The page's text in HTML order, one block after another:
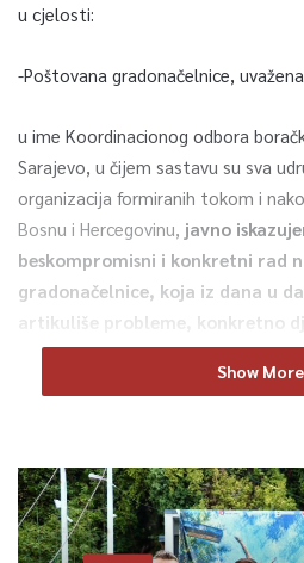
u cjelosti:
-Poštovana gradonačelnice,
u ime Koordinacionog odbora
Sarajevo, u čijem sastavu su sva
organizacija formiranih tokom i
Bosnu i Hercegovinu, javno
beskompromisni i konkretni rad
gradonačelnice, koja iz dana u
artikuliše probleme, konkretno
dokazuje da je istinski patriota,
svih onih ideala zbog kojih smo i
unutrašnjih poslova Republike
Vašim aktivnim propagiranjem
Show More